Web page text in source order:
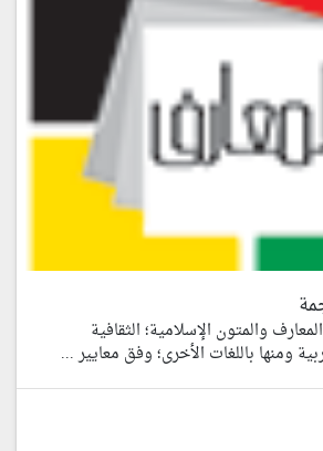
والمتون الإسلامية؛ الثقافية
ومنها باللغات الأخرى؛ وفق معايير ...